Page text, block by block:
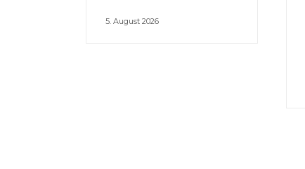
5. August 2026